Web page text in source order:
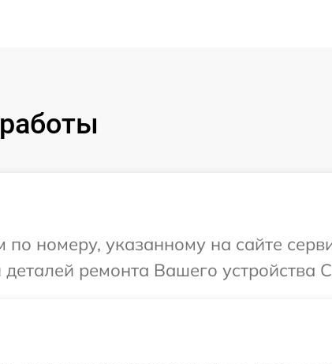
номеру, указанному на сайте
ремонта Вашего устройства